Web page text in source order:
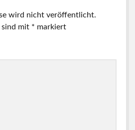
wird nicht veröffentlicht.
sind mit * markiert